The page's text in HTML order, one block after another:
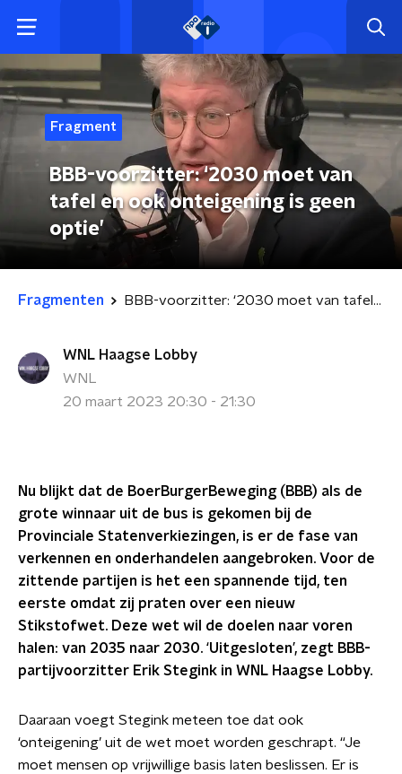
Fragment
BBB-voorzitter: ‘2030 moet van
tafel en ook onteigening is geen
optie’
Fragmenten BBB-voorzitter: ‘2030 moet van tafel en ook onteigening is geen optie’
WNL Haagse Lobby
WNL
20 maart 2023 20:30 - 21:30
Nu blijkt dat de BoerBurgerBeweging (BBB) als de
grote winnaar uit de bus is gekomen bij de
Provinciale Statenverkiezingen, is er de fase van
verkennen en onderhandelen aangebroken. Voor de
zittende partijen is het een spannende tijd, ten
eerste omdat zij praten over een nieuw
Stikstofwet. Deze wet wil de doelen naar voren
halen: van 2035 naar 2030. ‘Uitgesloten’, zegt BBB-
partijvoorzitter Erik Stegink in WNL Haagse Lobby.
Daaraan voegt Stegink meteen toe dat ook
‘onteigening’ uit de wet moet worden geschrapt. “Je
moet mensen op vrijwillige basis laten beslissen. Er is